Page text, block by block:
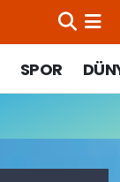
SPOR